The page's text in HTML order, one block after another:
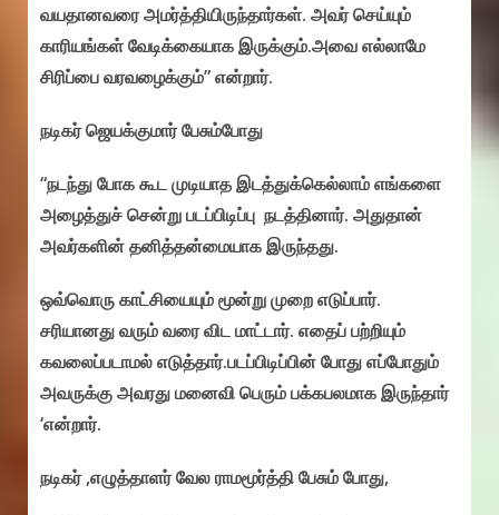
வயதானவரை அமர்த்தியிருந்தார்கள். அவர் செய்யும்
காரியங்கள் வேடிக்கையாக இருக்கும்.அவை எல்லாமே
சிரிப்பை வரவழைக்கும்” என்றார்.
நடிகர் ஜெயக்குமார் பேசும்போது
“நடந்து போக கூட முடியாத இடத்துக்கெல்லாம் எங்களை
அழைத்துச் சென்று படப்பிடிப்பு நடத்தினார். அதுதான்
அவர்களின் தனித்தன்மையாக இருந்தது.
ஒவ்வொரு காட்சியையும் மூன்று முறை எடுப்பார்.
சரியானது வரும் வரை விட மாட்டார். எதைப் பற்றியும்
கவலைப்படாமல் எடுத்தார்.படப்பிடிப்பின் போது எப்போதும்
அவருக்கு அவரது மனைவி பெரும் பக்கபலமாக இருந்தார்
‘என்றார்.
நடிகர் ,எழுத்தாளர் வேல ராமமூர்த்தி பேசும் போது,